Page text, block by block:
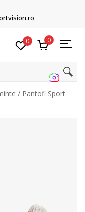
0 0
Pantofi Sport